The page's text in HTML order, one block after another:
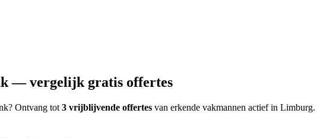
— vergelijk gratis offertes
? Ontvang tot 3 vrijblijvende offertes van erkende vakmannen actief in Limburg.